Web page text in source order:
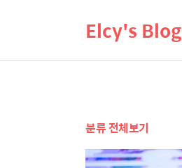
Elcy's Blog
분류 전체보기